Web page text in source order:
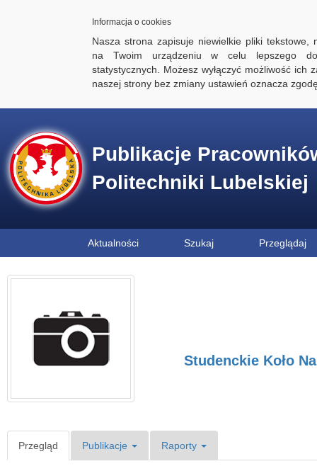
Informacja o cookies
Nasza strona zapisuje niewielkie pliki tekstowe,
na Twoim urządzeniu w celu lepszego
statystycznych. Możesz wyłączyć możliwość ich
naszej strony bez zmiany ustawień oznacza
Publikacje
Politechniki Lubelskiej
Aktualności Szukaj Przeglądaj
Studenckie Koło
Przegląd Publikacje Raporty